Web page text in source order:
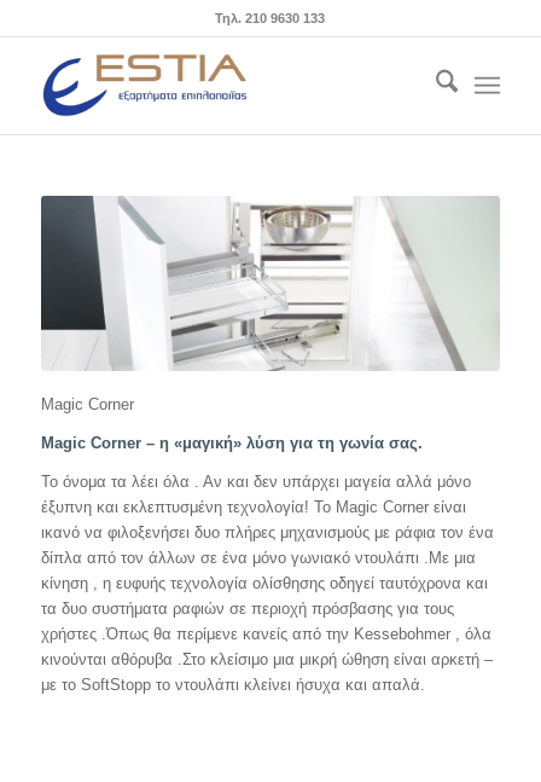
Τηλ. 210 9630 133
Magic Corner
Magic Corner – η «μαγική» λύση για τη γωνία σας.
Το όνομα τα λέει όλα . Αν και δεν υπάρχει μαγεία αλλά μόνο
έξυπνη και εκλεπτυσμένη τεχνολογία! Το Magic Corner είναι
ικανό να φιλοξενήσει δυο πλήρες μηχανισμούς με ράφια τον ένα
δίπλα από τον άλλων σε ένα μόνο γωνιακό ντουλάπι .Με μια
κίνηση , η ευφυής τεχνολογία ολίσθησης οδηγεί ταυτόχρονα και
τα δυο συστήματα ραφιών σε περιοχή πρόσβασης για τους
χρήστες .Όπως θα περίμενε κανείς από την Kessebohmer , όλα
κινούνται αθόρυβα .Στο κλείσιμο μια μικρή ώθηση είναι αρκετή –
με το SoftStopp το ντουλάπι κλείνει ήσυχα και απαλά.